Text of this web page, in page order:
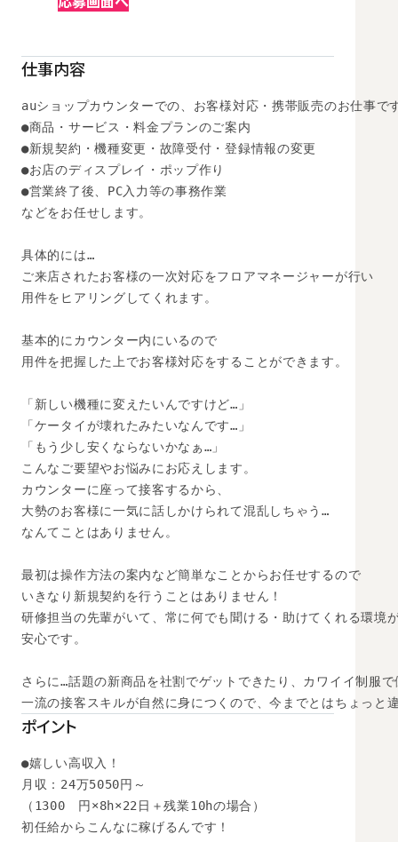
仕事内容
auショップカウンターでの、お客様対応・携帯販売のお仕事
●商品・サービス・料金プランのご案内
●新規契約・機種変更・故障受付・登録情報の変更
●お店のディスプレイ・ポップ作り
●営業終了後、PC入力等の事務作業
などをお任せします。
具体的には…
ご来店されたお客様の一次対応をフロアマネージャーが行い
用件をヒアリングしてくれます。
基本的にカウンター内にいるので
用件を把握した上でお客様対応をすることができます。
「新しい機種に変えたいんですけど…」
「ケータイが壊れたみたいなんです…」
「もう少し安くならないかなぁ…」
こんなご要望やお悩みにお応えします。
カウンターに座って接客するから、
大勢のお客様に一気に話しかけられて混乱しちゃう…
なんてことはありません。
最初は操作方法の案内など簡単なことからお任せするので
いきなり新規契約を行うことはありません！
研修担当の先輩がいて、常に何でも聞ける・助けてくれる環境
安心です。
さらに…話題の新商品を社割でゲットできたり、カワイイ制服
一流の接客スキルが自然に身につくので、今までとはちょっと
ポイント
●嬉しい高収入！
月収：24万5050円～
（1300　円×8h×22日＋残業10hの場合）
初任給からこんなに稼げるんです！